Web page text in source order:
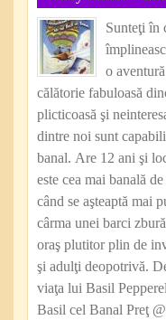
Sunteţi în
o
călătorie fabuloasă
plicticoasă şi
dintre noi sunt
banal. Are 12 ani şi
este cea mai banală
când se aşteaptă mai
cârma unei barci
oraş plutitor plin de
şi adulţi deopotrivă.
viaţa lui Basil
Basil cel Banal Preţ